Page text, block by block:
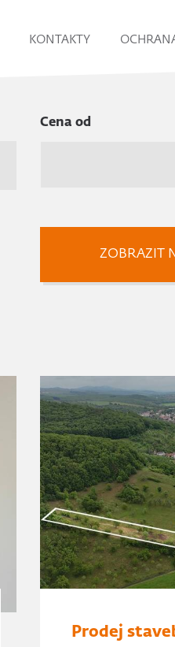
KONTAKTY
Cena od
ZOBRAZIT
Prodej